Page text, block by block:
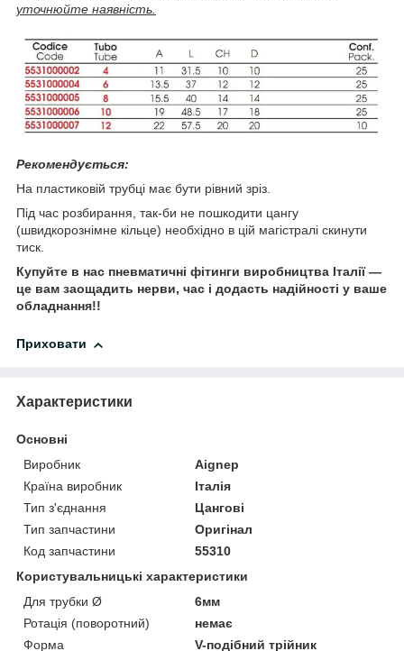
уточнюйте наявність.
Рекомендується:
На пластиковій трубці має бути рівний зріз.
Під час розбирання, так-би не пошкодити цангу
(швидкорознімне кільце) необхідно в цій магістралі скинути
тиск.
Купуйте в нас пневматичні фітинги виробництва Італії —
це вам заощадить нерви, час і додасть надійності у ваше
обладнання!!
Приховати
Характеристики
Основні
Виробник
Aignep
Країна виробник
Італія
Тип з'єднання
Цангові
Тип запчастини
Оригінал
Код запчастини
55310
Користувальницькі характеристики
Для трубки Ø
6мм
Ротація (поворотний)
немає
Форма
V-подібний трійник